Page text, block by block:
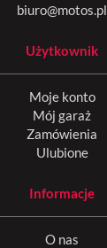
biuro@motos.pl
Użytkownik
Moje konto
Mój garaż
Zamówienia
Ulubione
Informacje
O nas